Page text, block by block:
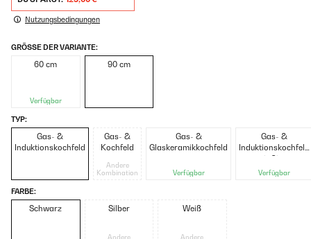
Nutzungsbedingungen
GRÖSSE DER VARIANTE:
60 cm
Verfügbar
90 cm
TYP:
Gas- &
Induktionskochfeld
Gas- &
Kochfeld
Andere
Kombination
Gas- &
Glaskeramikkochfeld
Verfügbar
Gas- &
Induktionskochfeld
mit Gitter
Verfügbar
FARBE:
Schwarz Silber
Andere
Weiß
Andere